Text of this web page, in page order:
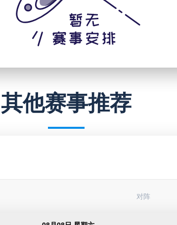
其他赛事推荐
对阵